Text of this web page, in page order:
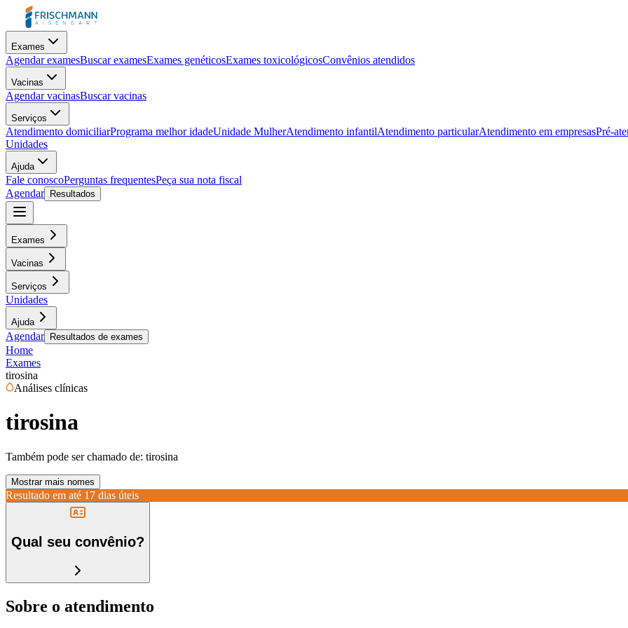
Exames
Agendar examesBuscar examesExames genéticosExames toxicológicosConvênios atendidos
Vacinas
Agendar vacinasBuscar vacinas
Serviços
Atendimento domiciliarPrograma melhor idadeUnidade MulherAtendimento infantilAtendimento particularAtendimento em empresasPré-
Unidades
Ajuda
Fale conoscoPerguntas frequentesPeça sua nota fiscal
Agendar
Resultados
Exames
Vacinas
Serviços
Unidades
Ajuda
Agendar Resultados de exames
Home
Exames
tirosina
Análises clínicas
tirosina
Também pode ser chamado de: tirosina
Mostrar mais nomes
Resultado em até 17 dias úteis
Qual seu convênio?
Sobre o atendimento